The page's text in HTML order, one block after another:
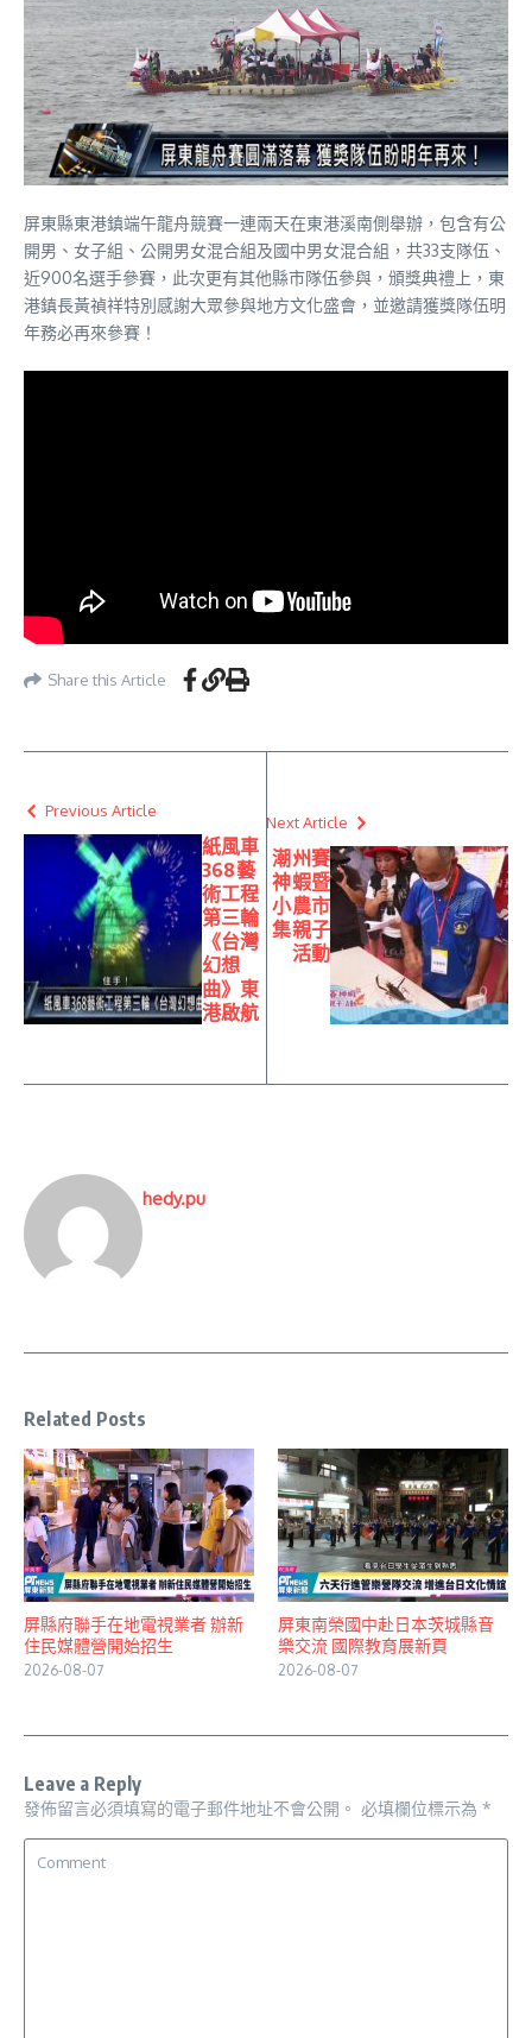
屏東縣東港鎮端午龍舟競賽一連兩天在東港溪南側舉辦，包含有公
開男、女子組、公開男女混合組及國中男女混合組，共33支隊伍、
近900名選手參賽，此次更有其他縣市隊伍參與，頒獎典禮上，東
港鎮長黃禎祥特別感謝大眾參與地方文化盛會，並邀請獲獎隊伍明
年務必再來參賽！
Share this Article
Previous Article
紙風車
368藝
術工程
第三輪
《台灣
幻想
曲》東
港啟航
Next Article
潮州賽
神蝦暨
小農市
集親子
活動
hedy.pu
Related Posts
屏縣府聯手在地電視業者 辦新
住民媒體營開始招生
2026-08-07
屏東南榮國中赴日本茨城縣音
樂交流 國際教育展新頁
2026-08-07
Leave a Reply
發佈留言必須填寫的電子郵件地址不會公開。 必填欄位標示為 *